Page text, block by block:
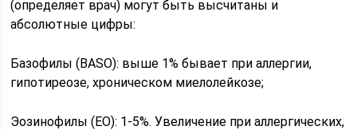
(определяет врач) могут быть высчитаны и
абсолютные цифры:
Базофилы (BASO): выше 1% бывает при аллергии,
гипотиреозе, хроническом миелолейкозе;
Эозинофилы (EO): 1-5%. Увеличение при аллергических,